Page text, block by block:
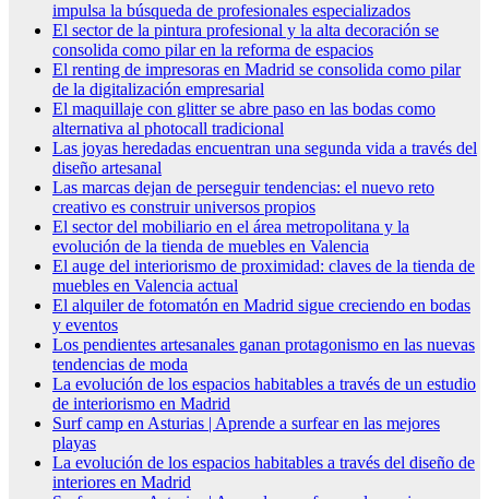
impulsa la búsqueda de profesionales especializados
El sector de la pintura profesional y la alta decoración se
consolida como pilar en la reforma de espacios
El renting de impresoras en Madrid se consolida como pilar
de la digitalización empresarial
El maquillaje con glitter se abre paso en las bodas como
alternativa al photocall tradicional
Las joyas heredadas encuentran una segunda vida a través del
diseño artesanal
Las marcas dejan de perseguir tendencias: el nuevo reto
creativo es construir universos propios
El sector del mobiliario en el área metropolitana y la
evolución de la tienda de muebles en Valencia
El auge del interiorismo de proximidad: claves de la tienda de
muebles en Valencia actual
El alquiler de fotomatón en Madrid sigue creciendo en bodas
y eventos
Los pendientes artesanales ganan protagonismo en las nuevas
tendencias de moda
La evolución de los espacios habitables a través de un estudio
de interiorismo en Madrid
Surf camp en Asturias | Aprende a surfear en las mejores
playas
La evolución de los espacios habitables a través del diseño de
interiores en Madrid